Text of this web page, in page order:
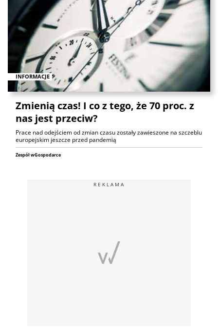
INFORMACJE
Zmienią czas! I co z tego, że 70 proc. z
nas jest przeciw?
Prace nad odejściem od zmian czasu zostały zawieszone na szczeblu
europejskim jeszcze przed pandemią
Zespół wGospodarce
REKLAMA